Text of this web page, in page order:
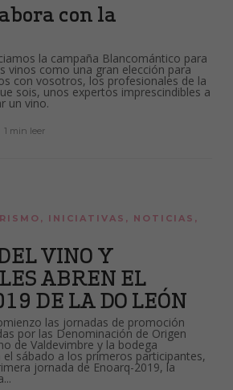
con la
la campaña Blancomántico para
vinos como una gran elección para
con vosotros, los profesionales de la
sois, unos expertos imprescindibles a
un vino.
1 min leer
, INICIATIVAS , NOTICIAS ,
VINO Y
ABREN EL
DE LA DO LEÓN
las jornadas de promoción
por las Denominación de Origen
de Valdevimbre y la bodega
el sábado a los primeros participantes,
jornada de Enoarq-2019, la